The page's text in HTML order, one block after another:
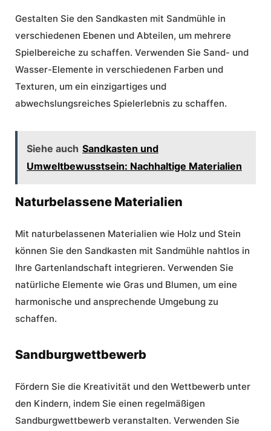
Gestalten Sie den Sandkasten mit Sandmühle in
verschiedenen Ebenen und Abteilen, um mehrere
Spielbereiche zu schaffen. Verwenden Sie Sand- und
Wasser-Elemente in verschiedenen Farben und
Texturen, um ein einzigartiges und
abwechslungsreiches Spielerlebnis zu schaffen.
Siehe auch Sandkasten und
Umweltbewusstsein: Nachhaltige Materialien
Naturbelassene Materialien
Mit naturbelassenen Materialien wie Holz und Stein
können Sie den Sandkasten mit Sandmühle nahtlos in
Ihre Gartenlandschaft integrieren. Verwenden Sie
natürliche Elemente wie Gras und Blumen, um eine
harmonische und ansprechende Umgebung zu
schaffen.
Sandburgwettbewerb
Fördern Sie die Kreativität und den Wettbewerb unter
den Kindern, indem Sie einen regelmäßigen
Sandburgwettbewerb veranstalten. Verwenden Sie